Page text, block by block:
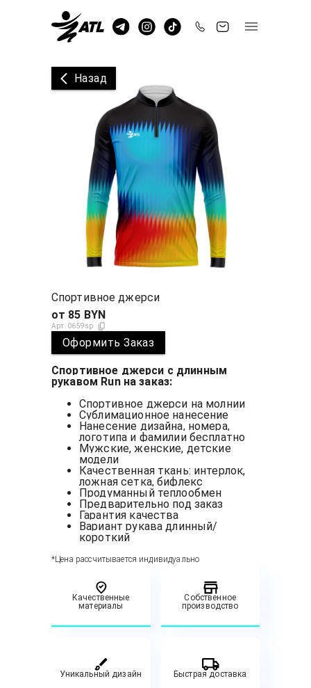
Назад
Спортивное джерси
от 85 BYN
Арт: 0659sp
Оформить Заказ
Спортивное джерси с длинным
рукавом Run на заказ:
Спортивное джерси на молнии
Сублимационное нанесение
Нанесение дизайна, номера,
логотипа и фамилии бесплатно
Мужские, женские, детские
модели
Качественная ткань: интерлок,
ложная сетка, бифлекс
Продуманный теплообмен
Предварительно под заказ
Гарантия качества
Вариант рукава длинный/
короткий
*Цена рассчитывается индивидуально
Качественные
материалы
Собственное
производство
Уникальный дизайн Быстрая доставка